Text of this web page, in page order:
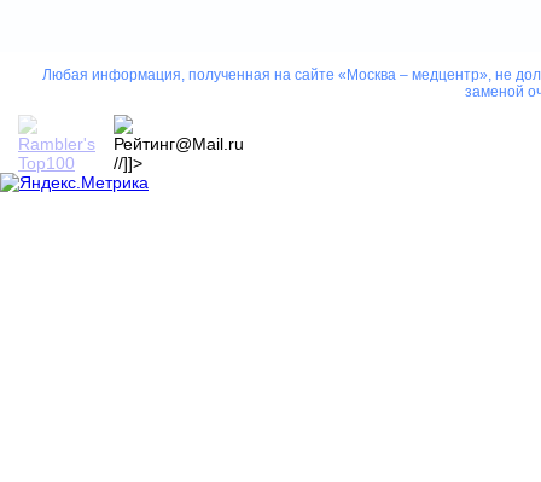
Любая информация, полученная на сайте «Москва – медцентр», не
заменой
//]]>